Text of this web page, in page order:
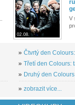
02.08.
V
» Čtvrtý den
» Třetí den Colours:
» Druhý den
» zobrazit více...